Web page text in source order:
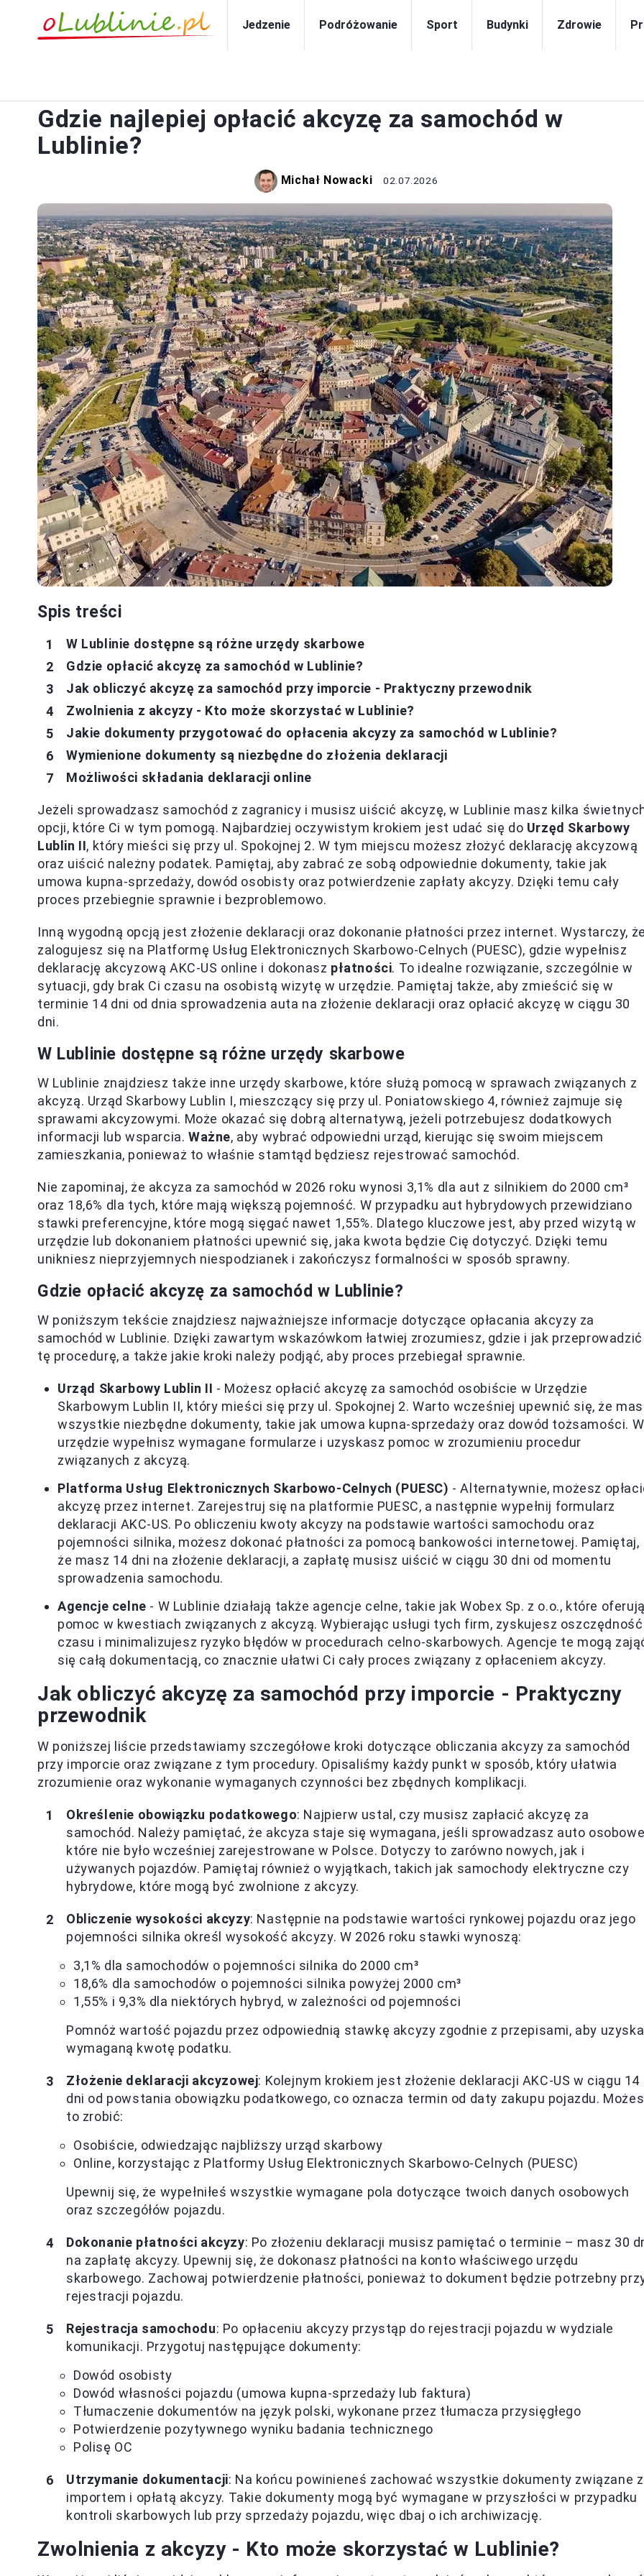
Jedzenie Podróżowanie Sport Budynki Zdrowie
Gdzie najlepiej opłacić akcyzę za samochód w
Lublinie?
Michał Nowacki 02.07.2026
Spis treści
W Lublinie dostępne są różne urzędy skarbowe
Gdzie opłacić akcyzę za samochód w Lublinie?
Jak obliczyć akcyzę za samochód przy imporcie - Praktyczny przewodnik
Zwolnienia z akcyzy - Kto może skorzystać w Lublinie?
Jakie dokumenty przygotować do opłacenia akcyzy za samochód w Lublinie?
Wymienione dokumenty są niezbędne do złożenia deklaracji
Możliwości składania deklaracji online
Jeżeli sprowadzasz samochód z zagranicy i musisz uiścić akcyzę, w Lublinie masz kilka
opcji, które Ci w tym pomogą. Najbardziej oczywistym krokiem jest udać się do Urzęd Skarbowy
Lublin II, który mieści się przy ul. Spokojnej 2. W tym miejscu możesz złożyć deklarację akcyzową
oraz uiścić należny podatek. Pamiętaj, aby zabrać ze sobą odpowiednie dokumenty, takie jak
umowa kupna-sprzedaży, dowód osobisty oraz potwierdzenie zapłaty akcyzy. Dzięki temu cały
proces przebiegnie sprawnie i bezproblemowo.
Inną wygodną opcją jest złożenie deklaracji oraz dokonanie płatności przez internet. Wystarczy,
zalogujesz się na Platformę Usług Elektronicznych Skarbowo-Celnych (PUESC), gdzie wypełnisz
deklarację akcyzową AKC-US online i dokonasz płatności. To idealne rozwiązanie, szczególnie w
sytuacji, gdy brak Ci czasu na osobistą wizytę w urzędzie. Pamiętaj także, aby zmieścić się w
terminie 14 dni od dnia sprowadzenia auta na złożenie deklaracji oraz opłacić akcyzę w ciągu 30
dni.
W Lublinie dostępne są różne urzędy skarbowe
W Lublinie znajdziesz także inne urzędy skarbowe, które służą pomocą w sprawach związanych z
akcyzą. Urząd Skarbowy Lublin I, mieszczący się przy ul. Poniatowskiego 4, również zajmuje się
sprawami akcyzowymi. Może okazać się dobrą alternatywą, jeżeli potrzebujesz dodatkowych
informacji lub wsparcia.Ważne, aby wybrać odpowiedni urząd, kierując się swoim miejscem
zamieszkania, ponieważ to właśnie stamtąd będziesz rejestrować samochód.
Nie zapominaj, że akcyza za samochód w 2026 roku wynosi 3,1% dla aut z silnikiem do 2000 cm³
oraz 18,6% dla tych, które mają większą pojemność. W przypadku aut hybrydowych przewidziano
stawki preferencyjne, które mogą sięgać nawet 1,55%. Dlatego kluczowe jest, aby przed wizytą w
urzędzie lub dokonaniem płatności upewnić się, jaka kwota będzie Cię dotyczyć. Dzięki temu
unikniesz nieprzyjemnych niespodzianek i zakończysz formalności w sposób sprawny.
Gdzie opłacić akcyzę za samochód w Lublinie?
W poniższym tekście znajdziesz najważniejsze informacje dotyczące opłacania akcyzy za
samochód w Lublinie. Dzięki zawartym wskazówkom łatwiej zrozumiesz, gdzie i jak przeprowadzić
tę procedurę, a także jakie kroki należy podjąć, aby proces przebiegał sprawnie.
Urząd Skarbowy Lublin II - Możesz opłacić akcyzę za samochód osobiście w Urzędzie
Skarbowym Lublin II, który mieści się przy ul. Spokojnej 2. Warto wcześniej upewnić się, że
wszystkie niezbędne dokumenty, takie jak umowa kupna-sprzedaży oraz dowód tożsamości. W
urzędzie wypełnisz wymagane formularze i uzyskasz pomoc w zrozumieniu procedur
związanych z akcyzą.
Platforma Usług Elektronicznych Skarbowo-Celnych (PUESC) - Alternatywnie, możesz
akcyzę przez internet. Zarejestruj się na platformie PUESC, a następnie wypełnij formularz
deklaracji AKC-US. Po obliczeniu kwoty akcyzy na podstawie wartości samochodu oraz
pojemności silnika, możesz dokonać płatności za pomocą bankowości internetowej. Pamiętaj,
że masz 14 dni na złożenie deklaracji, a zapłatę musisz uiścić w ciągu 30 dni od momentu
sprowadzenia samochodu.
Agencje celne - W Lublinie działają także agencje celne, takie jak Wobex Sp. z o.o., które
pomoc w kwestiach związanych z akcyzą. Wybierając usługi tych firm, zyskujesz oszczędność
czasu i minimalizujesz ryzyko błędów w procedurach celno-skarbowych. Agencje te mogą
się całą dokumentacją, co znacznie ułatwi Ci cały proces związany z opłaceniem akcyzy.
Jak obliczyć akcyzę za samochód przy imporcie - Praktyczny
przewodnik
W poniższej liście przedstawiamy szczegółowe kroki dotyczące obliczania akcyzy za samochód
przy imporcie oraz związane z tym procedury. Opisaliśmy każdy punkt w sposób, który ułatwia
zrozumienie oraz wykonanie wymaganych czynności bez zbędnych komplikacji.
Określenie obowiązku podatkowego: Najpierw ustal, czy musisz zapłacić akcyzę za
samochód. Należy pamiętać, że akcyza staje się wymagana, jeśli sprowadzasz auto
które nie było wcześniej zarejestrowane w Polsce. Dotyczy to zarówno nowych, jak i
używanych pojazdów. Pamiętaj również o wyjątkach, takich jak samochody elektryczne czy
hybrydowe, które mogą być zwolnione z akcyzy.
Obliczenie wysokości akcyzy: Następnie na podstawie wartości rynkowej pojazdu oraz jego
pojemności silnika określ wysokość akcyzy. W 2026 roku stawki wynoszą:
3,1% dla samochodów o pojemności silnika do 2000 cm³
18,6% dla samochodów o pojemności silnika powyżej 2000 cm³
1,55% i 9,3% dla niektórych hybryd, w zależności od pojemności
Pomnóż wartość pojazdu przez odpowiednią stawkę akcyzy zgodnie z przepisami, aby
wymaganą kwotę podatku.
Złożenie deklaracji akcyzowej: Kolejnym krokiem jest złożenie deklaracji AKC-US w ciągu 14
dni od powstania obowiązku podatkowego, co oznacza termin od daty zakupu pojazdu.
to zrobić:
Osobiście, odwiedzając najbliższy urząd skarbowy
Online, korzystając z Platformy Usług Elektronicznych Skarbowo-Celnych (PUESC)
Upewnij się, że wypełniłeś wszystkie wymagane pola dotyczące twoich danych osobowych
oraz szczegółów pojazdu.
Dokonanie płatności akcyzy: Po złożeniu deklaracji musisz pamiętać o terminie – masz 30
na zapłatę akcyzy. Upewnij się, że dokonasz płatności na konto właściwego urzędu
skarbowego. Zachowaj potwierdzenie płatności, ponieważ to dokument będzie potrzebny
rejestracji pojazdu.
Rejestracja samochodu: Po opłaceniu akcyzy przystąp do rejestracji pojazdu w wydziale
komunikacji. Przygotuj następujące dokumenty:
Dowód osobisty
Dowód własności pojazdu (umowa kupna-sprzedaży lub faktura)
Tłumaczenie dokumentów na język polski, wykonane przez tłumacza przysięgłego
Potwierdzenie pozytywnego wyniku badania technicznego
Polisę OC
Utrzymanie dokumentacji: Na końcu powinieneś zachować wszystkie dokumenty związane z
importem i opłatą akcyzy. Takie dokumenty mogą być wymagane w przyszłości w przypadku
kontroli skarbowych lub przy sprzedaży pojazdu, więc dbaj o ich archiwizację.
Zwolnienia z akcyzy - Kto może skorzystać w Lublinie?